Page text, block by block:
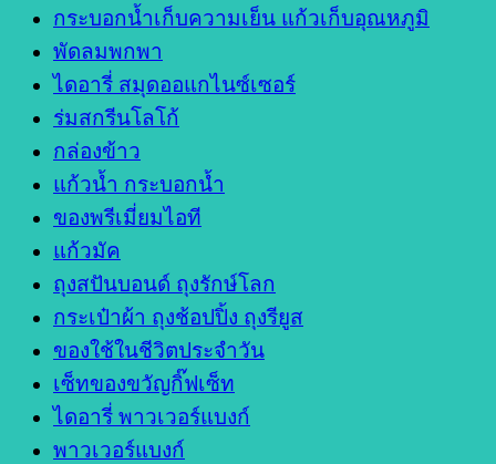
กระบอกน้ำเก็บความเย็น แก้วเก็บอุณหภูมิ
พัดลมพกพา
ไดอารี่ สมุดออแกไนซ์เซอร์
ร่มสกรีนโลโก้
กล่องข้าว
แก้วน้ำ กระบอกน้ำ
ของพรีเมี่ยมไอที
แก้วมัค
ถุงสปันบอนด์ ถุงรักษ์โลก
กระเป๋าผ้า ถุงช้อปปิ้ง ถุงรียูส
ของใช้ในชีวิตประจำวัน
เซ็ทของขวัญกิ๊ฟเซ็ท
ไดอารี่ พาวเวอร์แบงก์
พาวเวอร์แบงก์